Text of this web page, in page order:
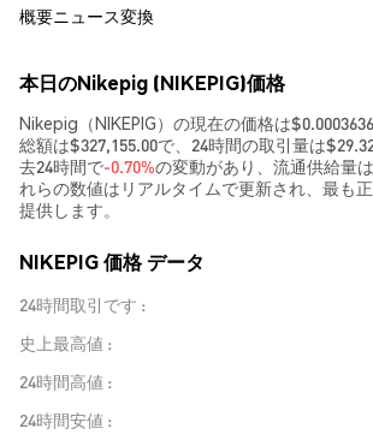
概要ニュース変換
本日のNikepig (NIKEPIG)価格
Nikepig（NIKEPIG）の現在の価格は
総額は$327,155.00で、24時間の取引量は
去24時間で-0.70%の変動があり、流通供給量
れらの数値はリアルタイムで更新され、最も
提供します。
NIKEPIG 価格 データ
24時間取引です
史上最高値
24時間高値
24時間安値